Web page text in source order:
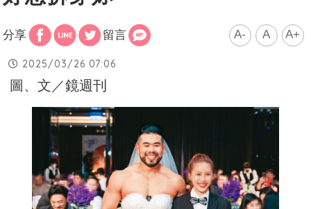
分享 留言 A- A A+
2025/03/26 07:06
圖、文／鏡週刊